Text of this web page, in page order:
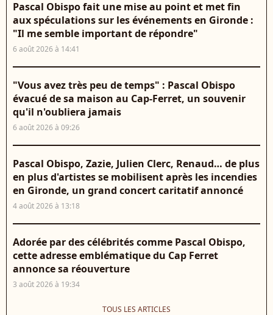
Pascal Obispo fait une mise au point et met fin
aux spéculations sur les événements en Gironde :
"Il me semble important de répondre"
6 août 2026 à 14:41
"Vous avez très peu de temps" : Pascal Obispo
évacué de sa maison au Cap-Ferret, un souvenir
qu'il n'oubliera jamais
6 août 2026 à 09:26
Pascal Obispo, Zazie, Julien Clerc, Renaud… de plus
en plus d'artistes se mobilisent après les incendies
en Gironde, un grand concert caritatif annoncé
4 août 2026 à 13:18
Adorée par des célébrités comme Pascal Obispo,
cette adresse emblématique du Cap Ferret
annonce sa réouverture
3 août 2026 à 19:34
TOUS LES ARTICLES